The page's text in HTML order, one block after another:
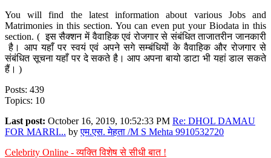
You will find the latest information about various Jobs and
Matrimonies in this section. You can even put your Biodata in this
section. ( इस सैक्शन में वैवाहिक एवं रोजगार से संबंधित ताजातरीन जानकारी
है। आप यहाँ पर स्वयं एवं अपने सगे सम्बंधियों के वैवाहिक और रोजगार से
संबंधित सूचना यहाँ पर दे सकते है। आप अपना बायो डाटा भी यहां डाल सकते
हैं। )
Posts: 439
Topics: 10
Last post: October 16, 2019, 10:52:33 PM Re: DHOL DAMAU
FOR MARRI... byएम.एस. मेहता /M S Mehta 9910532720
Celebrity Online - व्यक्ति विशेष से सीधी बात !